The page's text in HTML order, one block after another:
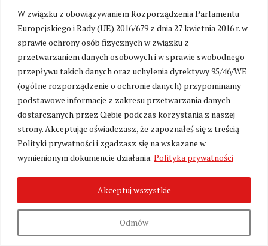
W związku z obowiązywaniem Rozporządzenia Parlamentu
Europejskiego i Rady (UE) 2016/679 z dnia 27 kwietnia 2016 r. w
sprawie ochrony osób fizycznych w związku z
przetwarzaniem danych osobowych i w sprawie swobodnego
przepływu takich danych oraz uchylenia dyrektywy 95/46/WE
(ogólne rozporządzenie o ochronie danych) przypominamy
podstawowe informacje z zakresu przetwarzania danych
dostarczanych przez Ciebie podczas korzystania z naszej
strony. Akceptując oświadczasz, że zapoznałeś się z treścią
Polityki prywatności i zgadzasz się na wskazane w
wymienionym dokumencie działania. Polityka prywatności
Odmów
Akceptuj wszystkie
włości na Nowogródczyźnie. Wielu
jednak straciło posiadłości po
powstaniu styczniowym. Do 1939,
zachowali własność ziemską na
Litwie Kowieńskiej, gdzie byli
zapisywani jako Bohdanowiczowie,
co jest zrutenizowaną formą
litewskiego Bagdonavicius, lub
polskiego Bogdanowicz. Tak samo
rutenizowana bywała nazwa herbu
Mogiła na Mohyła. Niemniej istnieje
osobny herb Mohyła, ale on
przynależy wyłącznie rodzinie
hospodarów wołoskich Mohyłów.
Być może chodzi więc o wywodzącą
się po kądzieli od Giedyminowiczów